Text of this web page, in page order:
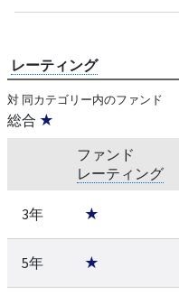
レーティング
対 同カテゴリー内のファンド
総合 ★
ファンド
レーティング
3年 ★
5年 ★